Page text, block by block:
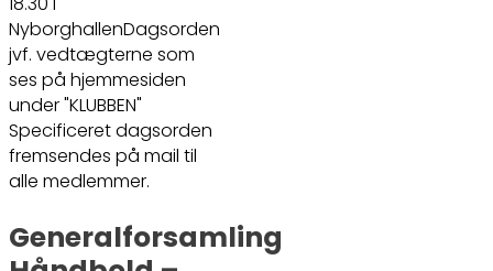
NyborghallenDagsorden
jvf. vedtægterne som
ses på hjemmesiden
under "KLUBBEN"
Specificeret dagsorden
fremsendes på mail til
alle medlemmer.
Generalforsamling